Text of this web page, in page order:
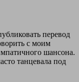
перевод
с моим
шансона.
танцевала под